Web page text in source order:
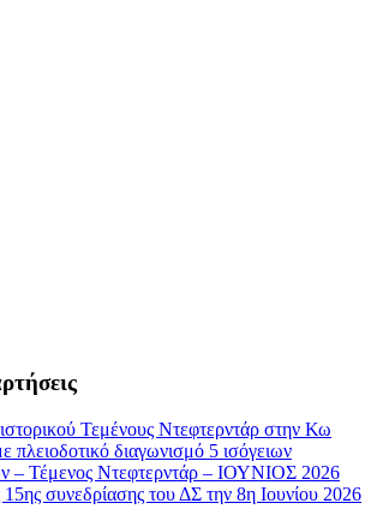
Τεμένους Ντεφτερντάρ στην Κω
πλειοδοτικό διαγωνισμό 5 ισόγειων
– Τέμενος Ντεφτερντάρ – ΙΟΥΝΙΟΣ 2026
συνεδρίασης του ΔΣ την 8η Ιουνίου 2026